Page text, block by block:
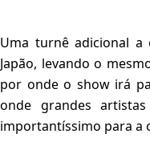
Uma turnê adicional a
Japão, levando o
por onde o show irá
onde grandes
importantíssimo para a